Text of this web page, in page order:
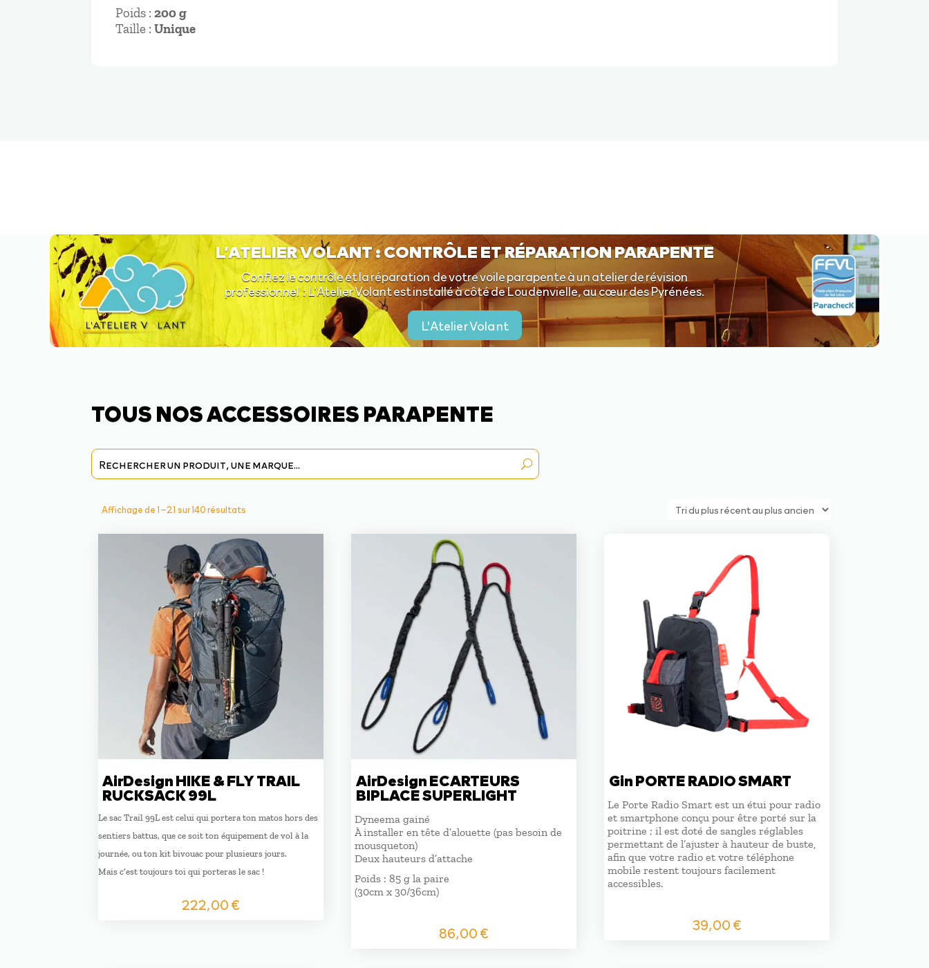
Poids : 200 g
Taille : Unique
L’ATELIER VOLANT : CONTRÔLE ET RÉPARATION PARAPENTE
Confiez le contrôle et la réparation de votre voile parapente à un atelier de révision
professionnel : L’Atelier Volant est installé à côté de Loudenvielle, au cœur des Pyrénées.
L'Atelier Volant
TOUS NOS ACCESSOIRES PARAPENTE
Affichage de 1–21 sur 140 résultats
plus
récent
au
plus
ancien
AirDesign HIKE & FLY TRAIL
RUCKSACK 99L
Le sac Trail 99L est celui qui portera ton matos hors des
sentiers battus, que ce soit ton équipement de vol à la
journée, ou ton kit bivouac pour plusieurs jours.
Mais c’est toujours toi qui porteras le sac !
222,00€
AirDesign ECARTEURS
BIPLACE SUPERLIGHT
Dyneema gainé
À installer en tête d’alouette (pas besoin de
mousqueton)
Deux hauteurs d’attache
Poids : 85 g la paire
(30cm x 30/36cm)
86,00€
Gin PORTE RADIO SMART
Le Porte Radio Smart est un étui pour radio
et smartphone conçu pour être porté sur la
poitrine ; il est doté de sangles réglables
permettant de l’ajuster à hauteur de buste,
afin que votre radio et votre téléphone
mobile restent toujours facilement
accessibles.
39,00€